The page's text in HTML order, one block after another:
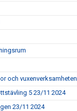
och vuxenverksamheten
5 23/11 2024
23/11 2024